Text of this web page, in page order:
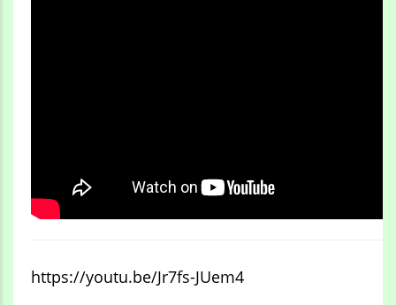
https://youtu.be/Jr7fs-JUem4